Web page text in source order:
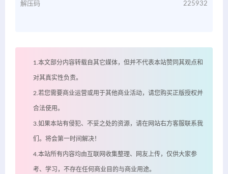
解压码 225932
1.本文部分内容转载自其它媒体，但并不代表本站赞同其观点和
对其真实性负责。
2.若您需要商业运营或用于其他商业活动，请您购买正版授权并
合法使用。
3.如果本站有侵犯、不妥之处的资源，请在网站右方客服联系我
们。将会第一时间解决！
4.本站所有内容均由互联网收集整理、网友上传，仅供大家参
考、学习，不存在任何商业目的与商业用途。